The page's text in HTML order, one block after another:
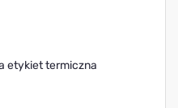
etykiet termiczna